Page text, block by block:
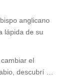
anglicano
lápida de su
el
descubrí …